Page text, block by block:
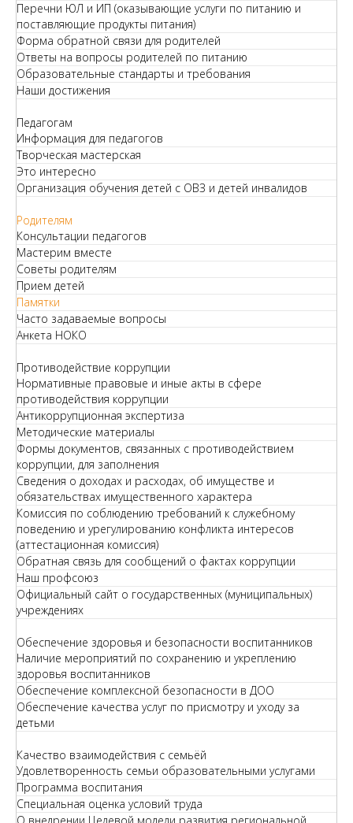
Перечни ЮЛ и ИП (оказывающие услуги по питанию и
поставляющие продукты питания)
Форма обратной связи для родителей
Ответы на вопросы родителей по питанию
Образовательные стандарты и требования
Наши достижения
Педагогам
Информация для педагогов
Творческая мастерская
Это интересно
Организация обучения детей с ОВЗ и детей инвалидов
Родителям
Консультации педагогов
Мастерим вместе
Советы родителям
Прием детей
Памятки
Часто задаваемые вопросы
Анкета НОКО
Противодействие коррупции
Нормативные правовые и иные акты в сфере
противодействия коррупции
Антикоррупционная экспертиза
Методические материалы
Формы документов, связанных с противодействием
коррупции, для заполнения
Сведения о доходах и расходах, об имуществе и
обязательствах имущественного характера
Комиссия по соблюдению требований к служебному
поведению и урегулированию конфликта интересов
(аттестационная комиссия)
Обратная связь для сообщений о фактах коррупции
Наш профсоюз
Официальный сайт о государственных (муниципальных)
учреждениях
Обеспечение здоровья и безопасности воспитанников
Наличие мероприятий по сохранению и укреплению
здоровья воспитанников
Обеспечение комплексной безопасности в ДОО
Обеспечение качества услуг по присмотру и уходу за
детьми
Качество взаимодействия с семьёй
Удовлетворенность семьи образовательными услугами
Программа воспитания
Специальная оценка условий труда